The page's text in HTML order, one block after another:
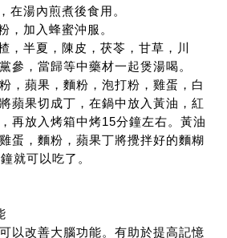
在湯內煎煮後食用。
，加入蜂蜜沖服。
，半夏，陳皮，茯苓，甘草，川
參，當歸等中藥材一起煲湯喝。
，蘋果，麵粉，泡打粉，雞蛋，白
蘋果切成丁，在鍋中放入黃油，紅
再放入烤箱中烤15分鐘左右。黃油
蛋，麵粉，蘋果丁將攪拌好的麵糊
就可以吃了。
以改善大腦功能。有助於提高記憶